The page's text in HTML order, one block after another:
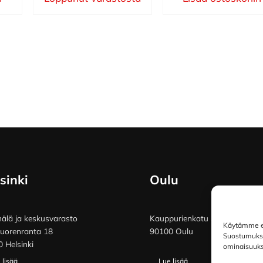
Käytämme
ja keskusvarasto
18
Helsinki
lisää
Oulu
Kauppurienkatu 34
90100 Oulu
Lue lisää